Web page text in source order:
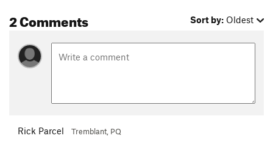
2 Comments Sort by: Oldest
Rick Parcel Tremblant, PQ